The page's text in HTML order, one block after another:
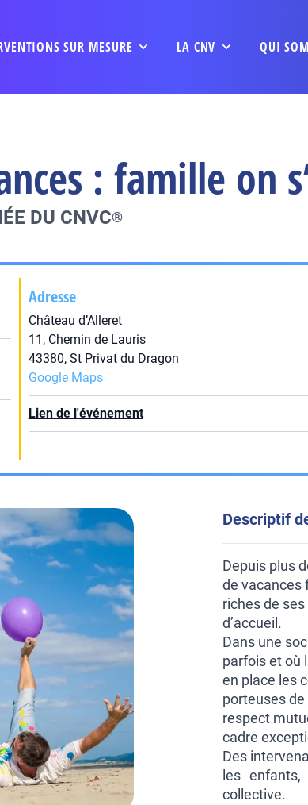
SUR MESURE LA CNV QUI
: famille on
DU CNVC®
Adresse
Château d’Alleret
11, Chemin de Lauris
43380, St Privat du Dragon
Google Maps
Lien de l'événement
Descriptif
Depuis plus
de vacances
riches de
d’accueil.
Dans une
parfois et où
en place les
porteuses
respect
cadre
Des
les
collective.